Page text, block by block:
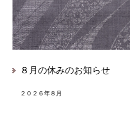
８月の休みのお知らせ
２０２６年８月